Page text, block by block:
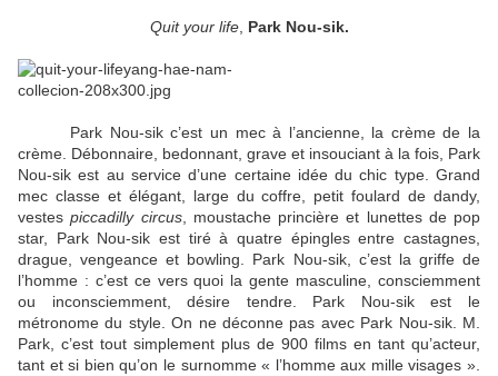
Quit your life, Park Nou-sik.
Park Nou-sik c’est un mec à l’ancienne, la crème de la
crème. Débonnaire, bedonnant, grave et insouciant à la fois, Park
Nou-sik est au service d’une certaine idée du chic type. Grand
mec classe et élégant, large du coffre, petit foulard de dandy,
vestespiccadilly circus, moustache princière et lunettes de pop
star, Park Nou-sik est tiré à quatre épingles entre castagnes,
drague, vengeance et bowling. Park Nou-sik, c’est la griffe de
l’homme : c’est ce vers quoi la gente masculine, consciemment
ou inconsciemment, désire tendre. Park Nou-sik est le
métronome du style. On ne déconne pas avec Park Nou-sik. M.
Park, c’est tout simplement plus de 900 films en tant qu’acteur,
tant et si bien qu’on le surnomme « l’homme aux mille visages ».